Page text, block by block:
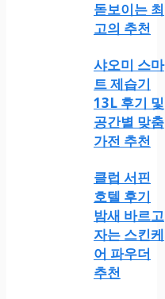
돋보이는 최
고의 추천
샤오미 스마
트 제습기
13L 후기 및
공간별 맞춤
가전 추천
클럽 서핀
호텔 후기
밤새 바르고
자는 스킨케
어 파우더
추천